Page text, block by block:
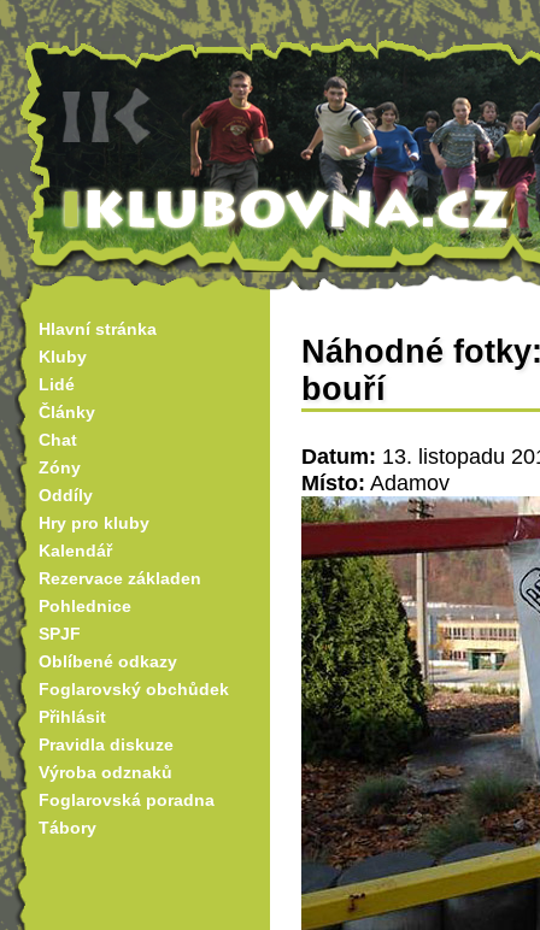
Náhodné
bouří
Datum: 13. listopadu
Místo: Adamov
Hlavní stránka
Kluby
Lidé
Články
Chat
Zóny
Oddíly
Hry pro kluby
Kalendář
Rezervace základen
Pohlednice
SPJF
Oblíbené odkazy
Foglarovský obchůdek
Přihlásit
Pravidla diskuze
Výroba odznaků
Foglarovská poradna
Tábory